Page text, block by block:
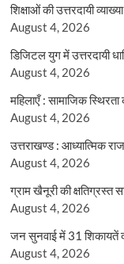
शिक्षाओं की उत्तरदायी
August 4, 2026
डिजिटल युग में उत्तरदायी
August 4, 2026
महिलाएँ : सामाजिक
August 4, 2026
उत्तराखण्ड : आध्यात्मिक
August 4, 2026
ग्राम खैनूरी की क्षतिग्रस्त
August 4, 2026
जन सुनवाई में 31 शिकायतें
August 4, 2026